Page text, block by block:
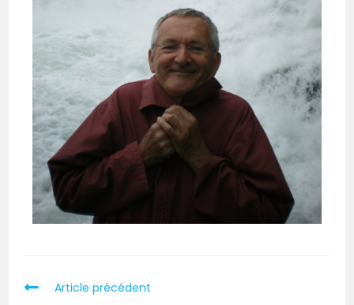
Article précédent